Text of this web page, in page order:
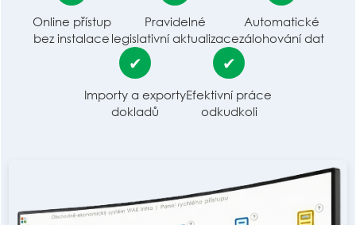
Online přístup
bez instalace
Pravidelné
legislativní aktualizace
Automatické
zálohování dat
✔
Importy a exporty
dokladů
✔
Efektivní práce
odkudkoli